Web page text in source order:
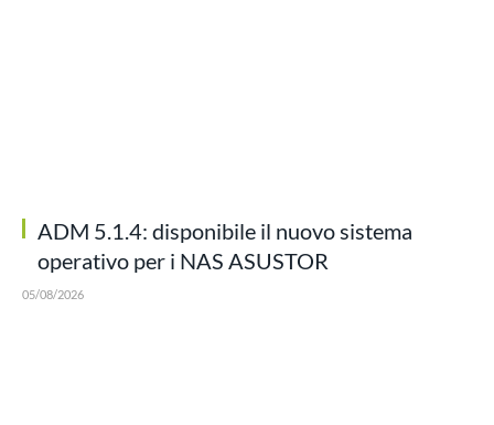
ADM 5.1.4: disponibile il nuovo sistema
operativo per i NAS ASUSTOR
05/08/2026